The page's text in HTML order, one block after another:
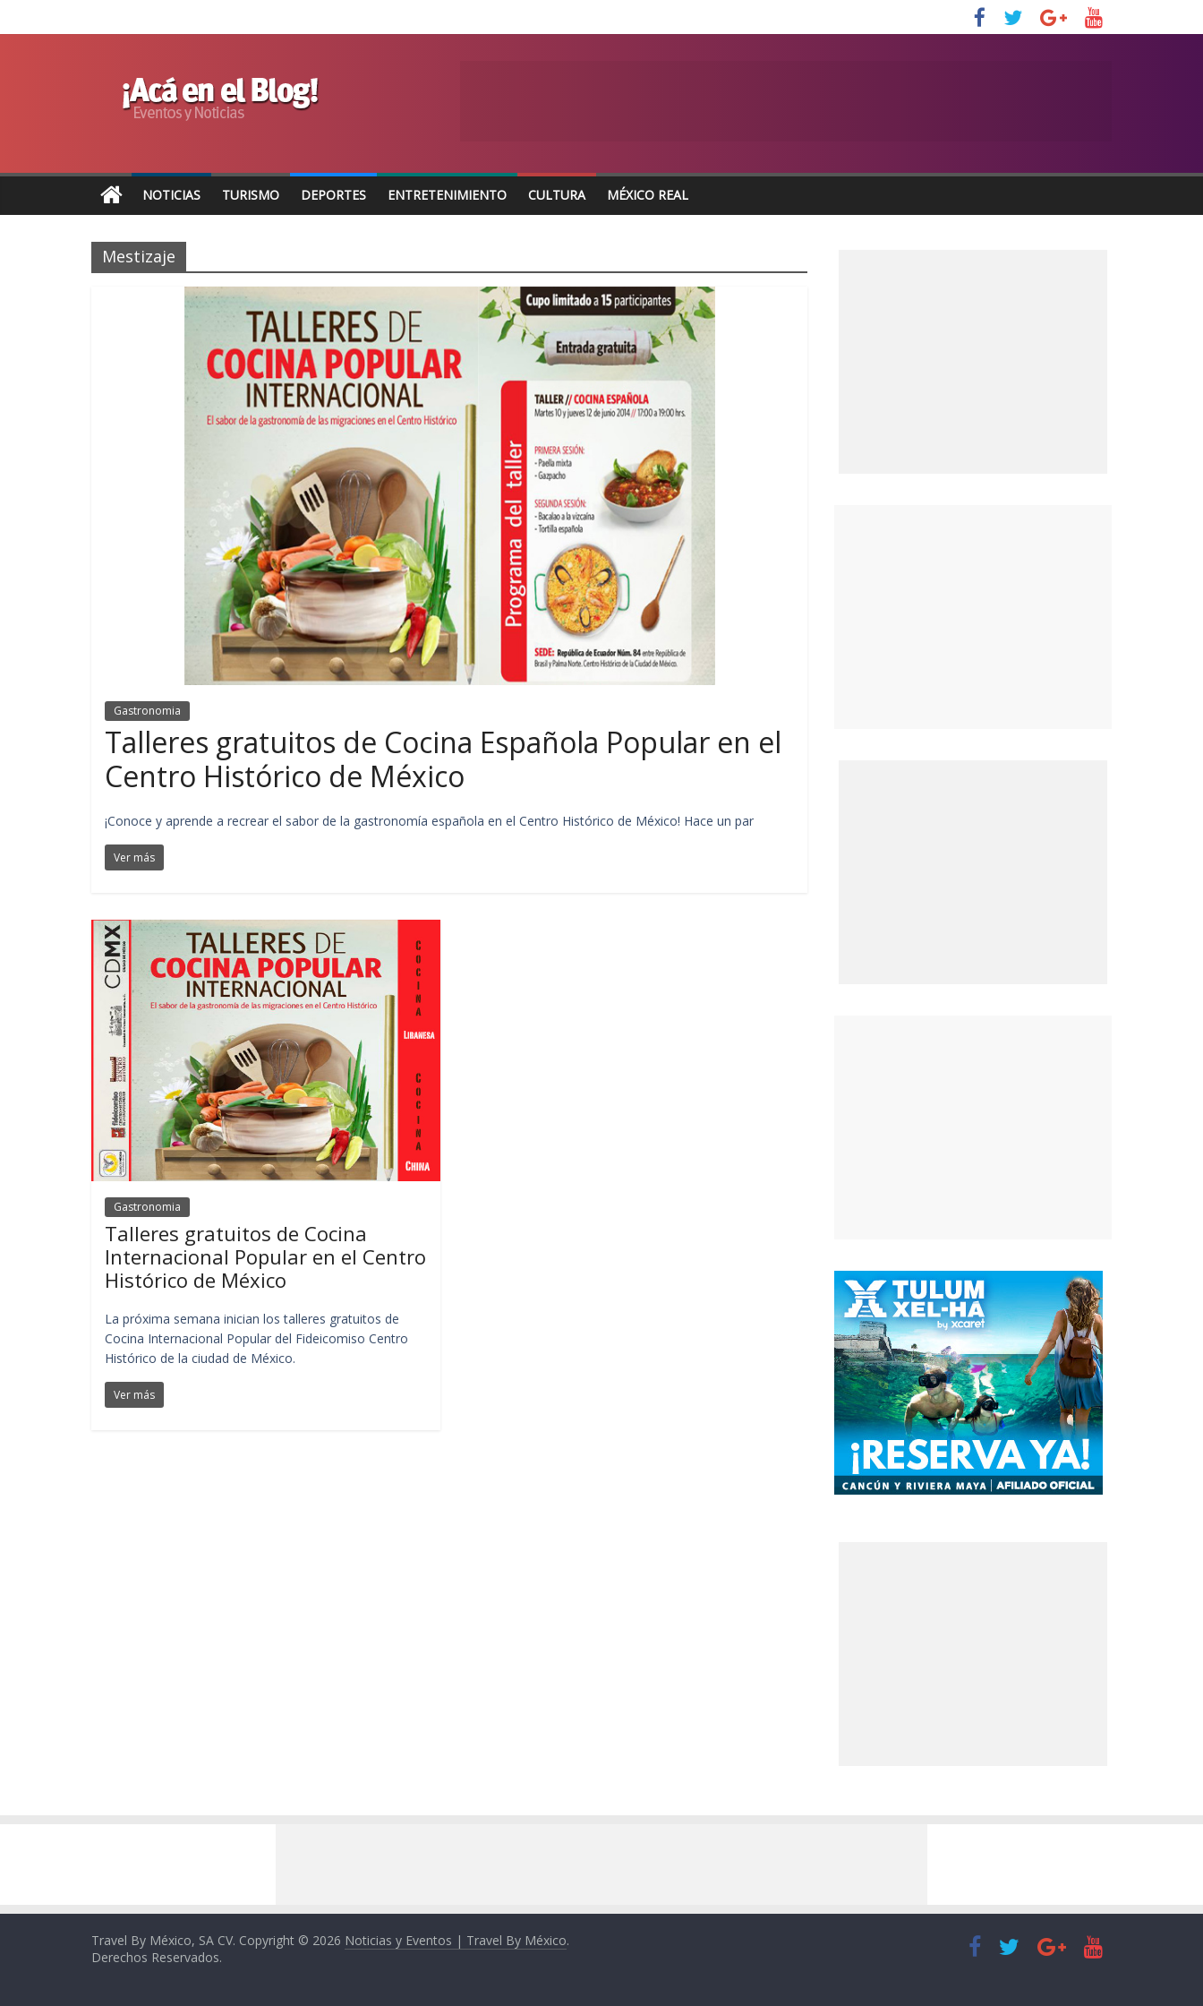
NOTICIAS TURISMO DEPORTES ENTRETENIMIENTO CULTURA MÉXICO REAL
Mestizaje
Gastronomia
Talleres gratuitos de Cocina Española Popular en el
Centro Histórico de México
¡Conoce y aprende a recrear el sabor de la gastronomía española en el Centro Histórico de México! Hace un par
Ver más
Gastronomia
Talleres gratuitos de Cocina
Internacional Popular en el Centro
Histórico de México
La próxima semana inician los talleres gratuitos de
Cocina Internacional Popular del Fideicomiso Centro
Histórico de la ciudad de México.
Ver más
Travel By México, SA CV. Copyright © 2026 Noticias y Eventos | Travel By México.
Derechos Reservados.